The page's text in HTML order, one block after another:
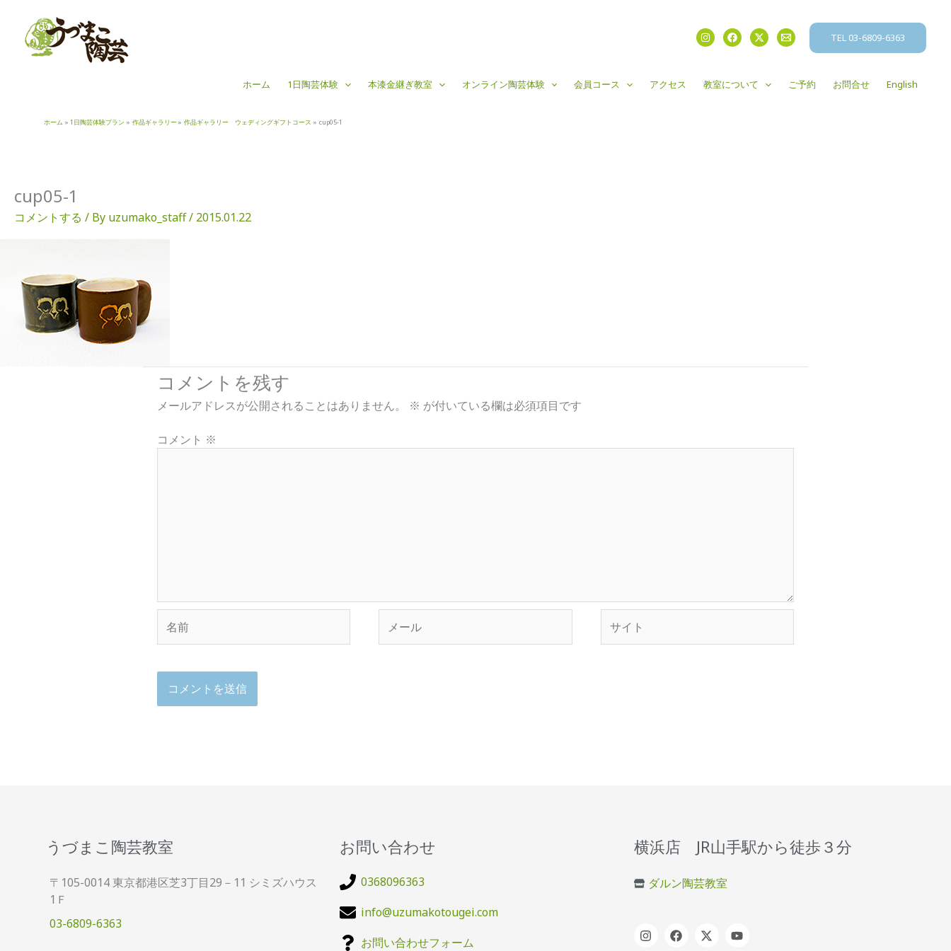
TEL 03-6809-6363
ホーム 1日陶芸体験 本漆金継ぎ教室 オンライン陶芸体験 会員コース アクセス 教室について ご予約 お問合せ English
ホーム 1日陶芸体験プラン 作品ギャラリー 作品ギャラリー ウェディングギフトコース cup05-1
cup05-1
コメントする / By uzumako_staff/ 2015.01.22
コメントを残す
メールアドレスが公開されることはありません。 ※ が付いている欄は必須項目です
コメント ※
前
ー
うづまこ陶芸教室
〒105-0014 東京都港区芝3丁目29－11 シミズハウス
1Ｆ
03-6809-6363
お問い合わせ
0368096363
info@uzumakotougei.com
お問い合わせフォーム
横浜店 JR山手駅から徒歩３分
ダルン陶芸教室